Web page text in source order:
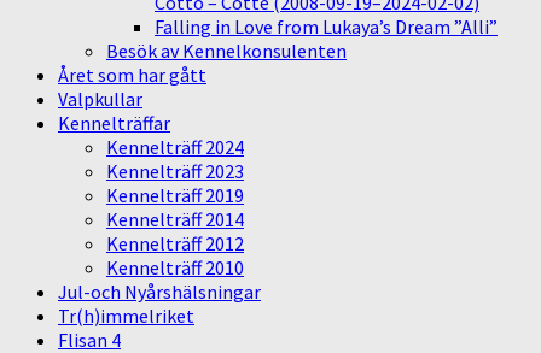
Falling in Love from Lukaya’s Dream ”Alli”
Besök av Kennelkonsulenten
Året som har gått
Valpkullar
Kennelträffar
Kennelträff 2024
Kennelträff 2023
Kennelträff 2019
Kennelträff 2014
Kennelträff 2012
Kennelträff 2010
Jul-och Nyårshälsningar
Tr(h)immelriket
Flisan 4